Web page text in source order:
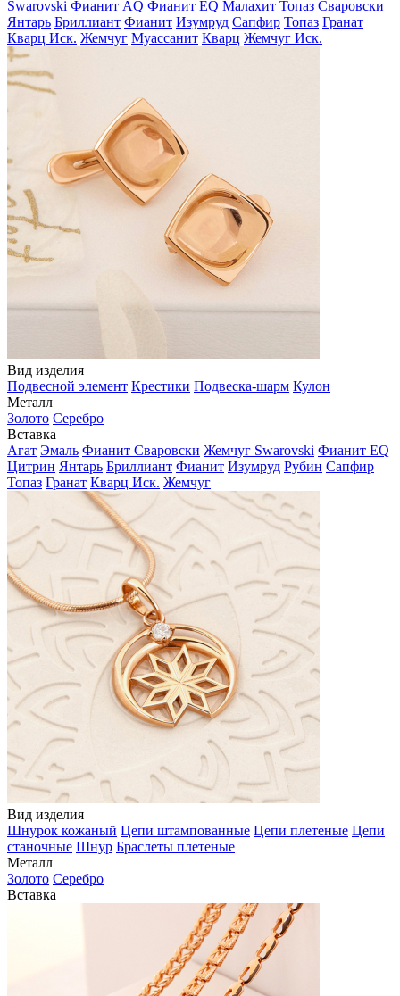
Swarovski Фианит AQ Фианит EQ Малахит Топаз Сваровски
Янтарь Бриллиант Фианит Изумруд Сапфир Топаз Гранат
Кварц Иск. Жемчуг Муассанит Кварц Жемчуг Иск.
Вид изделия
Подвесной элемент Крестики Подвеска-шарм Кулон
Металл
Золото Серебро
Вставка
Агат Эмаль Фианит Сваровски Жемчуг Swarovski Фианит EQ
Цитрин Янтарь Бриллиант Фианит Изумруд Рубин Сапфир
Топаз Гранат Кварц Иск. Жемчуг
Вид изделия
Шнурок кожаный Цепи штампованные Цепи плетеные Цепи
станочные Шнур Браслеты плетеные
Металл
Золото Серебро
Вставка